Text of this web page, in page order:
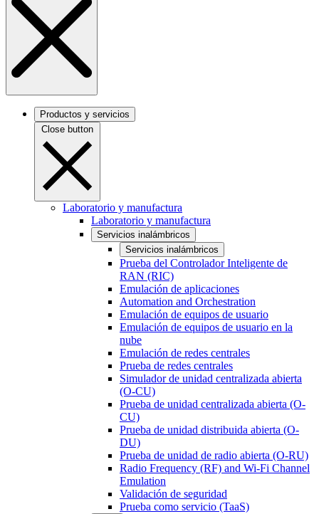
Productos y servicios
Close button
Laboratorio y manufactura
Laboratorio y manufactura
Servicios inalámbricos
Servicios inalámbricos
Prueba del Controlador Inteligente de
RAN (RIC)
Emulación de aplicaciones
Automation and Orchestration
Emulación de equipos de usuario
Emulación de equipos de usuario en la
nube
Emulación de redes centrales
Prueba de redes centrales
Simulador de unidad centralizada abierta
(O-CU)
Prueba de unidad centralizada abierta (O-
CU)
Prueba de unidad distribuida abierta (O-
DU)
Prueba de unidad de radio abierta (O-RU)
Radio Frequency (RF) and Wi-Fi Channel
Emulation
Validación de seguridad
Prueba como servicio (TaaS)